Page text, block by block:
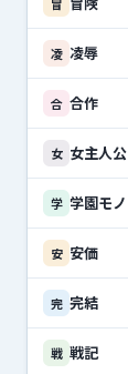
凌 凌辱
合 合作
女 女主人公
学 学園モノ
安 安価
完 完結
戦 戦記